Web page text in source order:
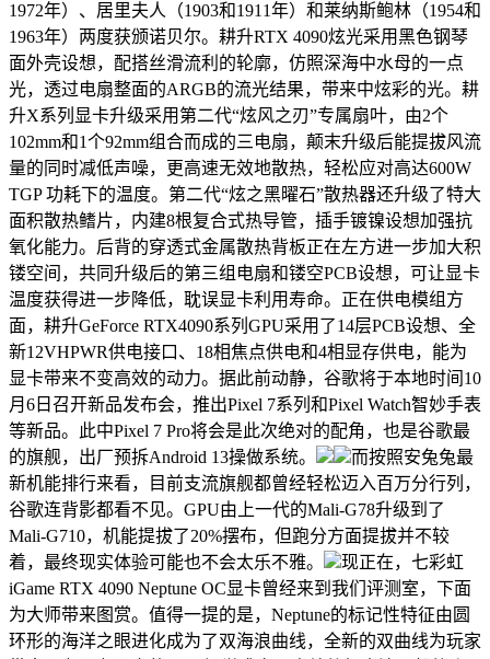
1972年）、居里夫人（1903和1911年）和莱纳斯鲍林（1954和
1963年）两度获颁诺贝尔。耕升RTX 4090炫光采用黑色钢琴
面外壳设想，配搭丝滑流利的轮廓，仿照深海中水母的一点
光，透过电扇整面的ARGB的流光结果，带来中炫彩的光。耕
升X系列显卡升级采用第二代“炫风之刃”专属扇叶，由2个
102mm和1个92mm组合而成的三电扇，颠末升级后能提拔风流
量的同时减低声噪，更高速无效地散热，轻松应对高达600W
TGP 功耗下的温度。第二代“炫之黑曜石”散热器还升级了特大
面积散热鳍片，内建8根复合式热导管，插手镀镍设想加强抗
氧化能力。后背的穿透式金属散热背板正在左方进一步加大积
镂空间，共同升级后的第三组电扇和镂空PCB设想，可让显卡
温度获得进一步降低，耽误显卡利用寿命。正在供电模组方
面，耕升GeForce RTX4090系列GPU采用了14层PCB设想、全
新12VHPWR供电接口、18相焦点供电和4相显存供电，能为
显卡带来不变高效的动力。据此前动静，谷歌将于本地时间10
月6日召开新品发布会，推出Pixel 7系列和Pixel Watch智妙手表
等新品。此中Pixel 7 Pro将会是此次绝对的配角，也是谷歌最
的旗舰，出厂预拆Android 13操做系统。
而按照安兔兔最
新机能排行来看，目前支流旗舰都曾经轻松迈入百万分行列，
谷歌连背影都看不见。GPU由上一代的Mali-G78升级到了
Mali-G710，机能提拔了20%摆布，但跑分方面提拔并不较
着，最终现实体验可能也不会太乐不雅。
现正在，七彩虹
iGame RTX 4090 Neptune OC显卡曾经来到我们评测室，下面
为大师带来图赏。值得一提的是，Neptune的标记性特征由圆
环形的海洋之眼进化成为了双海浪曲线，全新的双曲线为玩家